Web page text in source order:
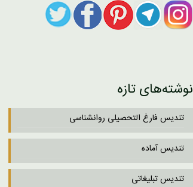
نوشته‌های تازه
تندیس فارغ التحصیلی روانشناسی
تندیس آماده
تندیس تبلیغاتی